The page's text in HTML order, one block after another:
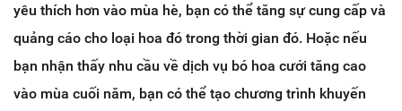
yêu thích hơn vào mùa hè, bạn có thể tăng sự cung cấp và
quảng cáo cho loại hoa đó trong thời gian đó. Hoặc nếu
bạn nhận thấy nhu cầu về dịch vụ bó hoa cưới tăng cao
vào mùa cuối năm, bạn có thể tạo chương trình khuyến